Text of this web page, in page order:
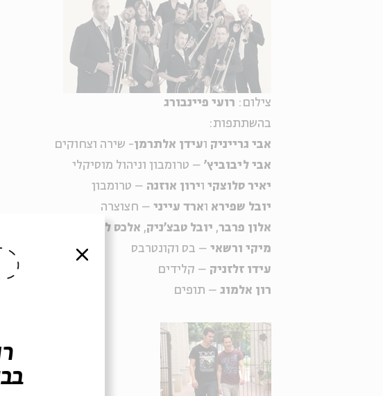
צילום: רועי פיינבורג
בהשתתפות:
אבי גרייניק ועידן אלתרמן- שירה וצחוקים
אבי ליבוביץ' – טרומבון וניהול מוסיקלי
יאיר סלוצקי וירון אוזנה – טרומבון
יובל שפירא וארד עייני – חצוצרה
אלון פרבר, יובל טבצ'ניק, אלכס לוין
מיקי ורשאי – בס וקונטרבס
עידו זלזניק – קלידים
רון אלמוג – תופים
סגור